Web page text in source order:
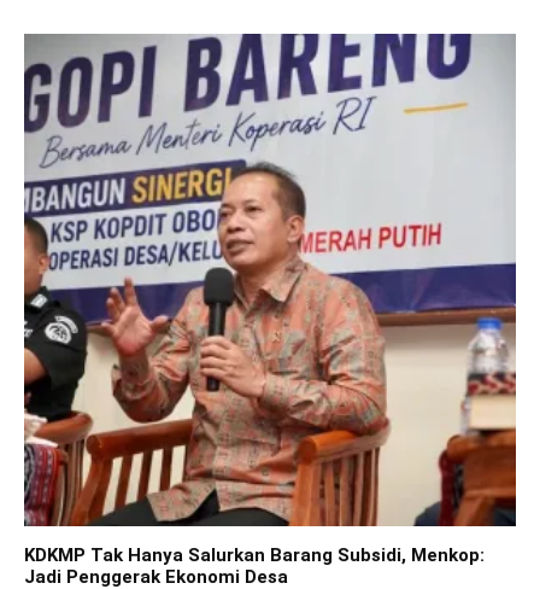
KDKMP Tak Hanya Salurkan Barang Subsidi, Menkop:
Jadi Penggerak Ekonomi Desa